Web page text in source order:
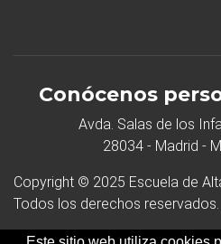
Conócenos
Avda. Salas de los
28034 - Madrid -
Copyright © 2025 Escuela de
Todos los derechos reservados.
Desarrollo Web